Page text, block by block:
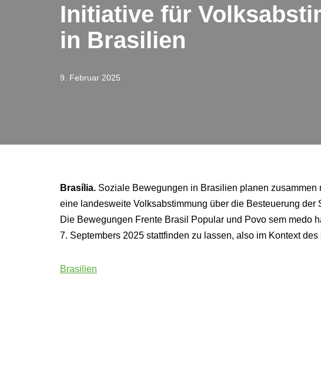
Initiative für
in Brasilien
9. Februar 2025
Brasília. Soziale Bewegungen in Brasilien planen
eine landesweite Volksabstimmung über die Besteuerung der
Die Bewegungen Frente Brasil Popular und Povo sem medo
7. Septembers 2025 stattfinden zu lassen, also im Kontext
Brasilien